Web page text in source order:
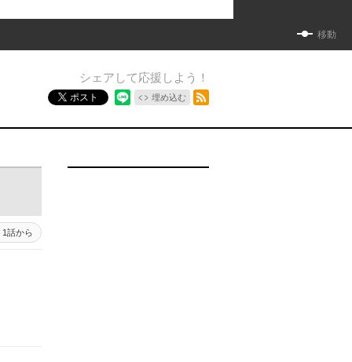
移動
シェアして応援しよう！
ポスト 埋め込む
1話から